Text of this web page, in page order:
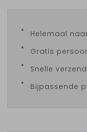
Helemaal
Gratis
Snelle
Bijpassende